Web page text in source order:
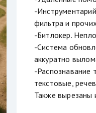
-
фильтра и
-Битлокер.
-Система
аккуратно
-Распознавание
текстовые,
Также